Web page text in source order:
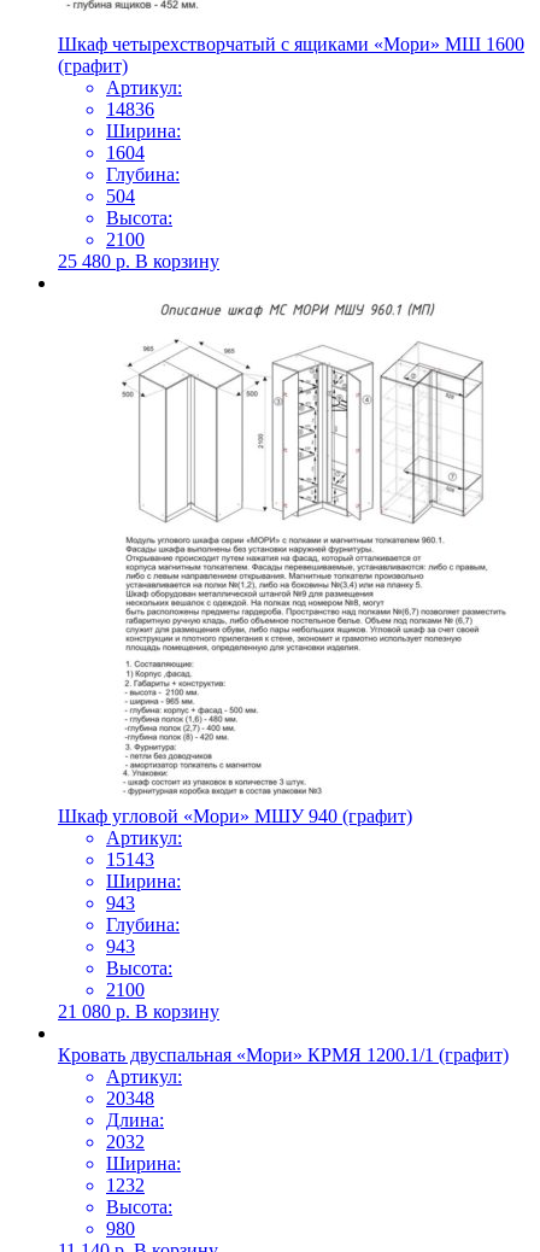
Шкаф четырехстворчатый с ящиками «Мори» МШ 1600
(графит)
Артикул:
14836
Ширина:
1604
Глубина:
504
Высота:
2100
25 480 р. В корзину
Шкаф угловой «Мори» МШУ 940 (графит)
Артикул:
15143
Ширина:
943
Глубина:
943
Высота:
2100
21 080 р. В корзину
Кровать двуспальная «Мори» КРМЯ 1200.1/1 (графит)
Артикул:
20348
Длина:
2032
Ширина:
1232
Высота:
980